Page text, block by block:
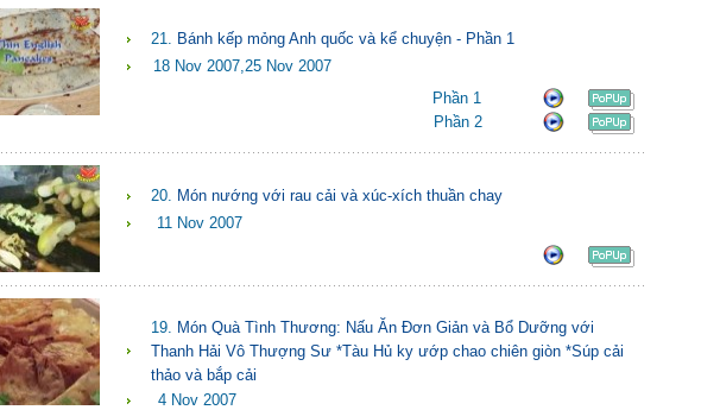
21. Bánh kếp mỏng Anh quốc và kể chuyện - Phần 1
18 Nov 2007,25 Nov 2007
Phần 1
Phần 2
20. Món nướng với rau cải và xúc-xích thuần chay
11 Nov 2007
19. Món Quà Tình Thương: Nấu Ăn Ðơn Giản và Bổ Dưỡng với
Thanh Hải Vô Thượng Sư *Tàu Hủ ky ướp chao chiên giòn *Súp cải
thảo và bắp cải
4 Nov 2007